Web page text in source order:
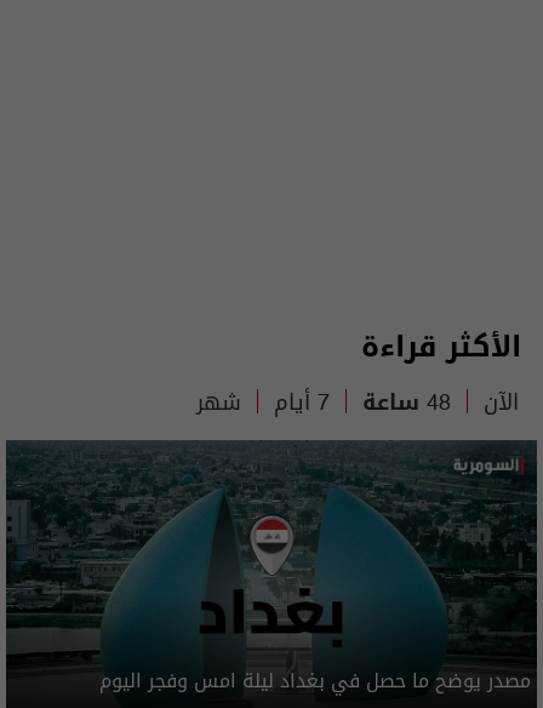
الأكثر قراءة
الآن 48 ساعة 7 أيام شهر
مصدر يوضح ما حصل في بغداد ليلة امس وفجر اليوم